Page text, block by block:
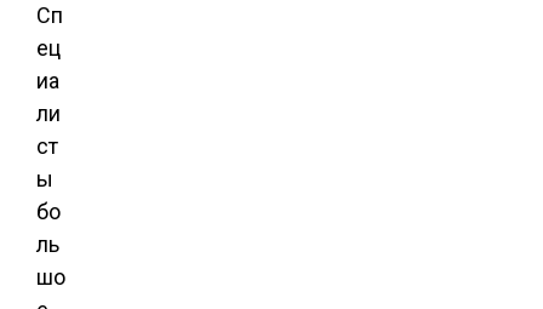
Сп
ец
иа
ли
ст
ы
бо
ль
шо